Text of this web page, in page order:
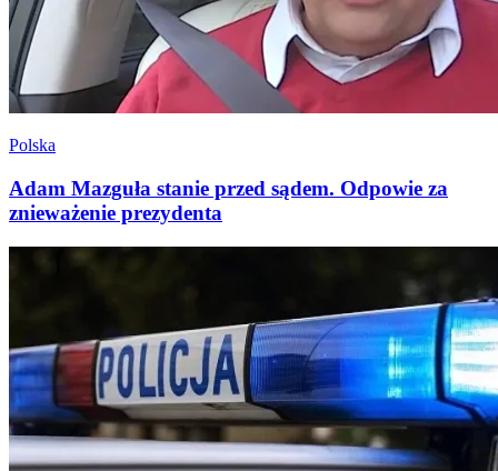
Polska
Adam Mazguła stanie przed sądem. Odpowie za
znieważenie prezydenta